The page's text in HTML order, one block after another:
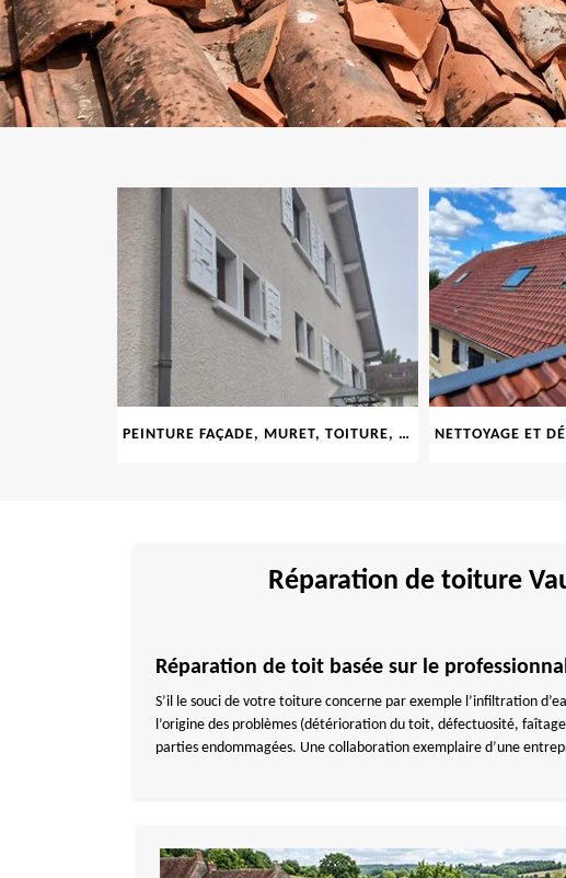
PEINTURE FAÇADE, MURET, TOITURE, BOISERIE, FERRONERIE, GOUTTIÈRE 69
Réparation de toiture
Réparation de toit basée sur le
S’il le souci de votre toiture concerne par exemple l’infiltration
l’origine des problèmes (détérioration du toit, défectuosité,
parties endommagées. Une collaboration exemplaire d’une